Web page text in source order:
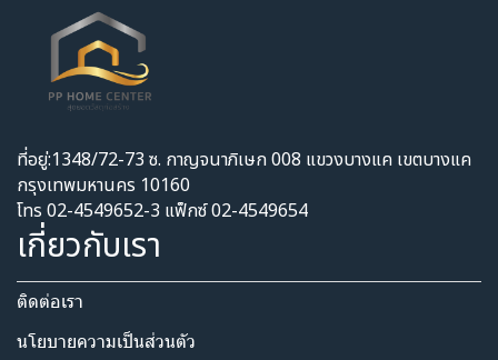
ที่อยู่:1348/72-73 ซ. กาญจนาภิเษก 008 แขวงบางแค เขตบางแค
กรุงเทพมหานคร 10160
โทร 02-4549652-3 แฟ็กซ์ 02-4549654
เกี่ยวกับเรา
ติดต่อเรา
นโยบายความเป็นส่วนตัว​